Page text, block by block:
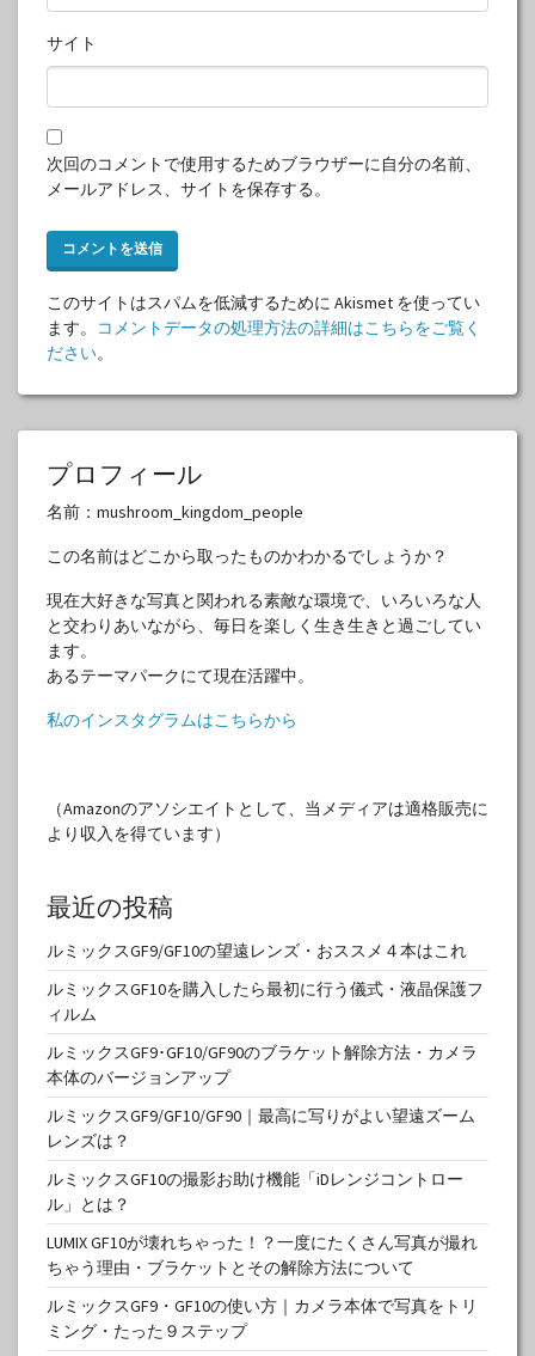
サイト
次回のコメントで使用するためブラウザーに自分の名前、
メールアドレス、サイトを保存する。
このサイトはスパムを低減するために Akismet を使ってい
ます。
コメントデータの処理方法の詳細はこちらをご覧く
ださい。
プロフィール
名前：mushroom_kingdom_people
この名前はどこから取ったものかわかるでしょうか？
現在大好きな写真と関われる素敵な環境で、いろいろな人
と交わりあいながら、毎日を楽しく生き生きと過ごしてい
ます。
あるテーマパークにて現在活躍中。
私のインスタグラムはこちらから
（Amazonのアソシエイトとして、当メディアは適格販売に
より収入を得ています）
最近の投稿
ルミックスGF9/GF10の望遠レンズ・おススメ４本はこれ
ルミックスGF10を購入したら最初に行う儀式・液晶保護フ
ィルム
ルミックスGF9･GF10/GF90のブラケット解除方法・カメラ
本体のバージョンアップ
ルミックスGF9/GF10/GF90｜最高に写りがよい望遠ズーム
レンズは？
ルミックスGF10の撮影お助け機能「iDレンジコントロー
ル」とは？
LUMIX GF10が壊れちゃった！？一度にたくさん写真が撮れ
ちゃう理由・ブラケットとその解除方法について
ルミックスGF9・GF10の使い方｜カメラ本体で写真をトリ
ミング・たった９ステップ